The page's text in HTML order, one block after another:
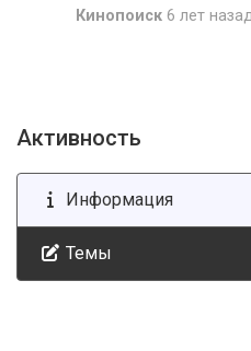
Кинопоиск 6 лет
Активность
Информация
Темы